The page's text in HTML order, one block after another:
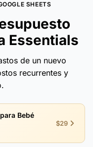
SHEETS
Essentials
de un nuevo
recurrentes y
Bebé
$29